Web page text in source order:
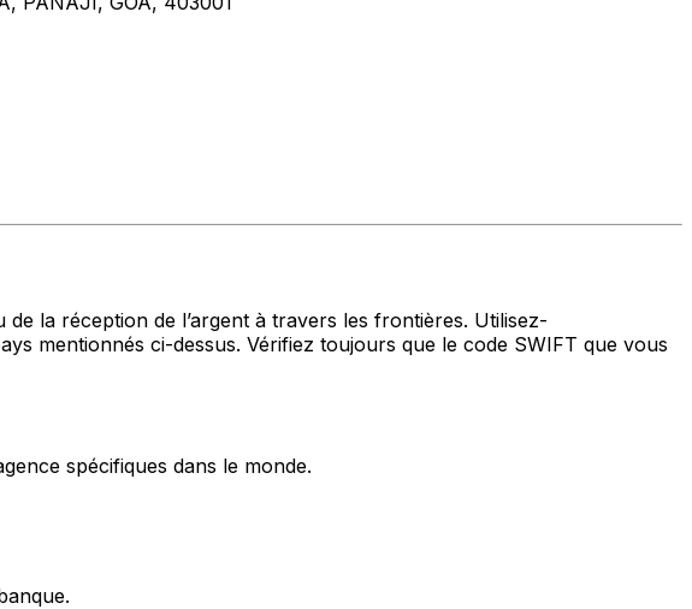
la réception de l’argent à travers les frontières. Utilisez-
mentionnés ci-dessus. Vérifiez toujours que le code SWIFT que vous
spécifiques dans le monde.